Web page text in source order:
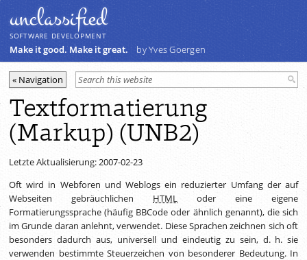
unclassiﬁed
SOFTWARE DEVELOPMENT
Make it good. Make it great. by Yves Goergen
Textformatierung
(Markup) (UNB2)
Letzte Aktualisierung: 2007-02-23
Oft wird in Webforen und Weblogs ein reduzierter Umfang der auf
Webseiten gebräuchlichen HTML oder eine eigene
Formatierungssprache (häufig BBCode oder ähnlich genannt), die sich
im Grunde daran anlehnt, verwendet. Diese Sprachen zeichnen sich oft
besonders dadurch aus, universell und eindeutig zu sein,d. h.sie
verwenden bestimmte Steuerzeichen von besonderer Bedeutung. In